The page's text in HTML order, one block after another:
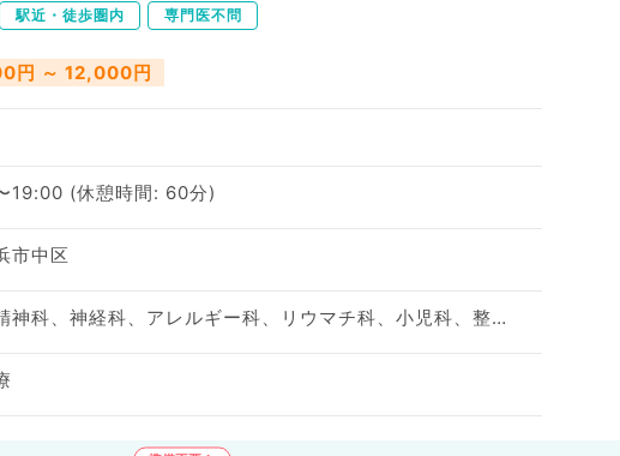
駅近・徒歩圏内 専門医不問
円 ～ 12,000円
19:00 (休憩時間: 60分)
市中区
神経内科、精神科、神経科、アレルギー科、リウマチ科、小児科、整形外科、形成外科、美容外科、脳神経外科、呼吸器外科、心臓血管外科、小児外科、皮膚科、泌尿器科、産婦人科、産科、婦人科、眼科、耳鼻咽喉科、気管食道科、放射線科、リハビリテーション科、麻酔科、ペインクリニック、人工透析科、緩和ケア科、一般内科、循環器内科、呼吸器内科、消化器内科、内分泌・代謝内科、腎臓内科、老年内科、血液内科、外科系全般、一般外科、乳腺外科、総合診療科、美容皮膚科、健診・人間ドック、救急科・ＩＣＵ、病理科、基礎医学系、膠原病科、スポーツ整形外科、大腸・肛門外科、その他、科目不問